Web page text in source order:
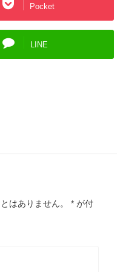
Pocket
LINE
はありません。 * が付